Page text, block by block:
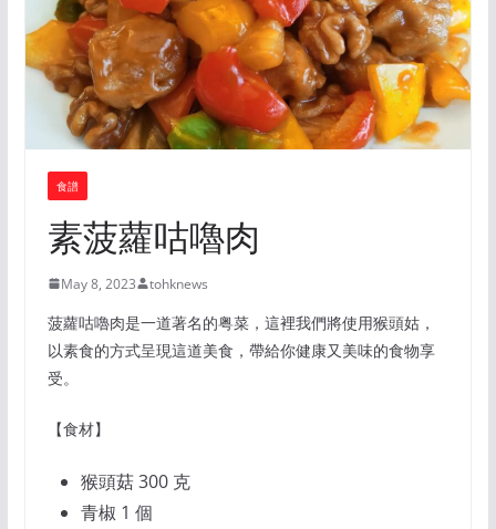
食譜
素菠蘿咕嚕肉
May 8, 2023 tohknews
菠蘿咕嚕肉是一道著名的粤菜，這裡我們將使用猴頭姑，
以素食的方式呈現這道美食，帶給你健康又美味的食物享
受。
【食材】
猴頭菇 300 克
青椒 1 個